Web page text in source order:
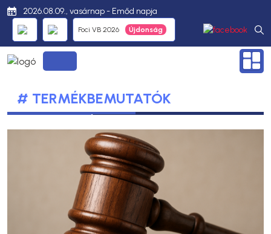
2026.08.09., vasárnap - Emőd napja
Foci VB 2026
# TERMÉKBEMUTATÓK